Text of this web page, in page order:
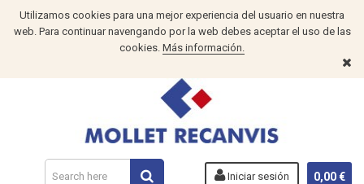
Utilizamos cookies para una mejor experiencia del usuario en nuestra
web. Para continuar navengando por la web debes aceptar el uso de las
cookies. Más información.
0,00 €
Iniciar sesión